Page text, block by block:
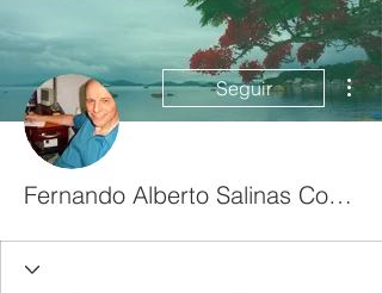
Seguir
Fernando Alberto Salinas Couto